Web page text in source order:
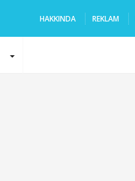
HAKKINDA REKLAM